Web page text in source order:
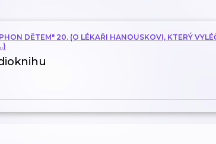
DĚTEM" 20. (O LÉKAŘI HANOUSKOVI, KTERÝ